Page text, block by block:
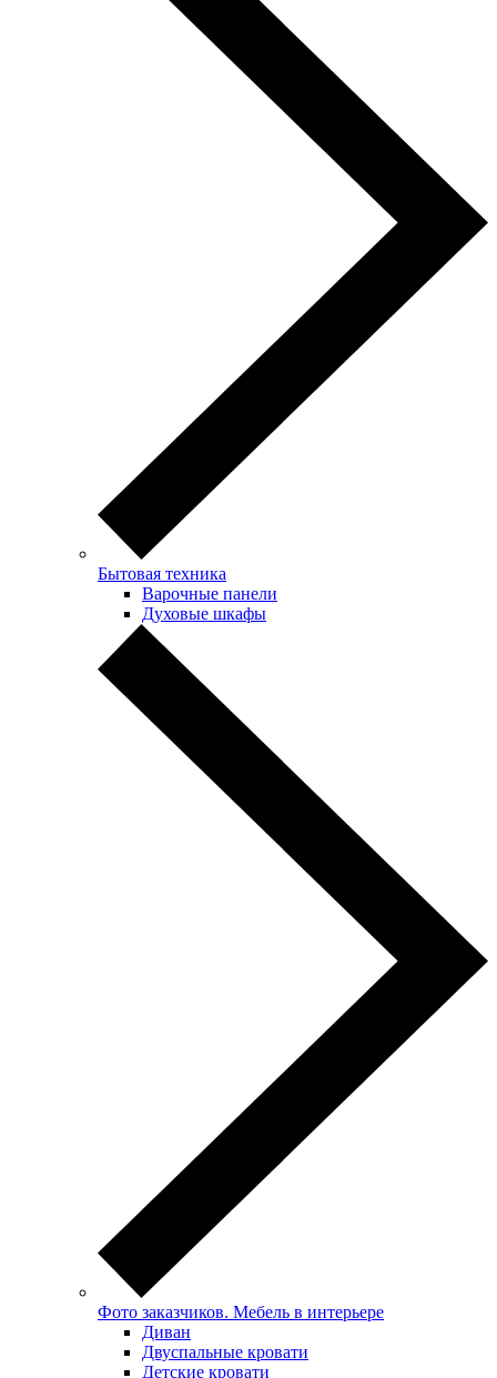
Бытовая техника
Варочные панели
Духовые шкафы
Фото заказчиков. Мебель в интерьере
Диван
Двуспальные кровати
Детские кровати